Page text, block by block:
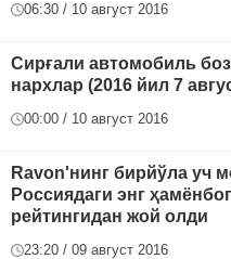
06:30 / 10 август 2016
Сирғали автомобиль
нархлар (2016 йил 7
00:00 / 10 август 2016
Ravon'нинг бирйўла уч
Россиядаги энг
рейтингидан жой олди
23:20 / 09 август 2016